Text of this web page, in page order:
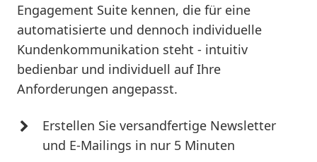
Engagement Suite kennen, die für eine
automatisierte und dennoch individuelle
Kundenkommunikation steht - intuitiv
bedienbar und individuell auf Ihre
Anforderungen angepasst.
Erstellen Sie versandfertige Newsletter
und E-Mailings in nur 5 Minuten